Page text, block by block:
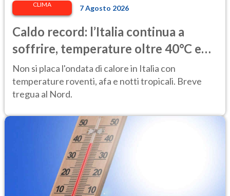
CLIMA 7 Agosto 2026
Caldo record: l’Italia continua a
soffrire, temperature oltre 40°C e
afa per altri 10 giorni
Non si placa l'ondata di calore in Italia con
temperature roventi, afa e notti tropicali. Breve
tregua al Nord.